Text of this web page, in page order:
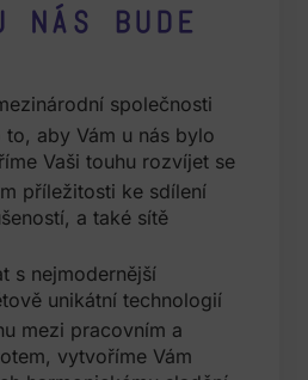
nás bude
společnosti
to, aby Vám u nás bylo
Vaši touhu rozvíjet se
příležitosti ke sdílení
a také sítě
s nejmodernější
unikátní technologií
mezi pracovním a
vytvoříme Vám